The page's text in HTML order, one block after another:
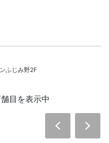
ふじみ野2F
目を表示中